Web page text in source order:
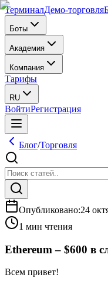
ТерминалДемо-торговля
Боты
Академия
Компания
Тарифы
RU
ВойтиРегистрация
Блог/Торговля
Опубликовано:24
1 мин чтения
Ethereum – $600 в
Всем привет!